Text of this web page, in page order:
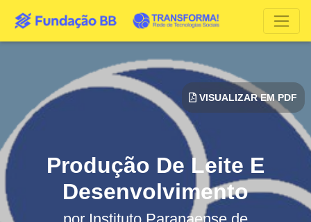
Produção De Leite E
Desenvolvimento
VISUALIZAR EM PDF